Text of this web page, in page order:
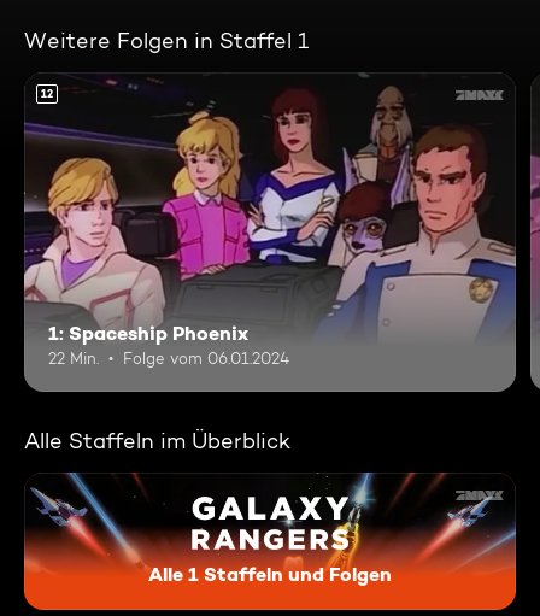
Weitere Folgen in Staffel 1
12
1: Spaceship Phoenix
22 Min. Folge vom 06.01.2024
Alle Staffeln im Überblick
Alle 1 Staffeln und Folgen